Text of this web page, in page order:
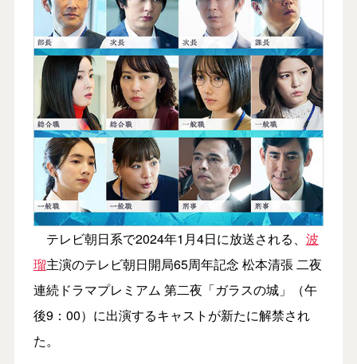
テレビ朝日系で2024年1月4日に放送される、 波
瑠主演のテレビ朝日開局65周年記念 松本清張 二夜
連続ドラマプレミアム 第二夜「ガラスの城」（午
後9：00）に出演するキャストが新たに解禁され
た。